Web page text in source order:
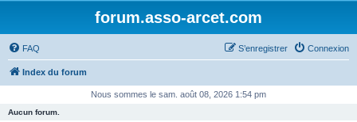
forum.asso-arcet.com
FAQ Connexion
S’enregistrer
Index du forum
Nous sommes le sam. août 08, 2026 1:54 pm
Aucun forum.